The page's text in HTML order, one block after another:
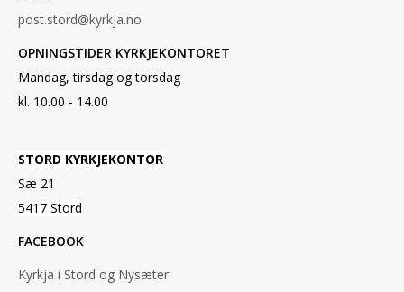
post.stord@kyrkja.no
OPNINGSTIDER KYRKJEKONTORET
Mandag, tirsdag og torsdag
kl. 10.00 - 14.00
STORD KYRKJEKONTOR
Sæ 21
5417 Stord
FACEBOOK
Kyrkja i Stord og Nysæter